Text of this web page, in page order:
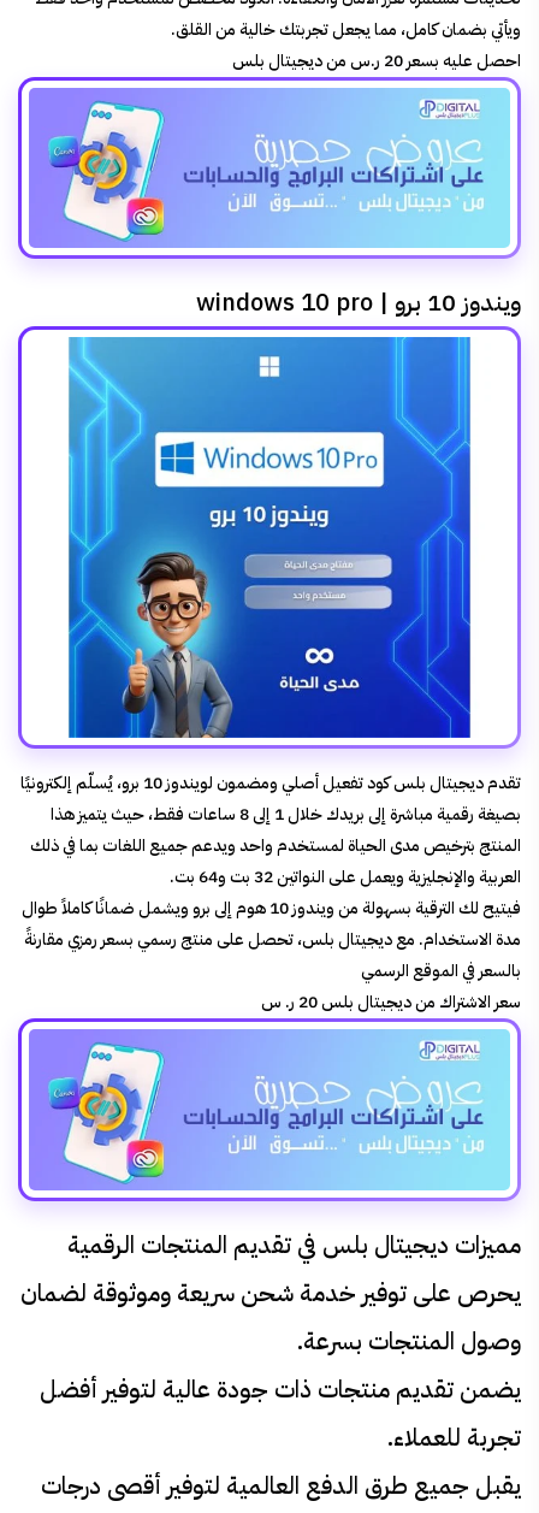
ويأتي بضمان كامل، مما يجعل تجربتك خالية من القلق.
احصل عليه بسعر 20 ر.س من ديجيتال بلس
ويندوز 10 برو | windows 10 pro
تقدم ديجيتال بلس كود تفعيل أصلي ومضمون لويندوز 10 برو، يُسلّم إلكترونيًا
بصيغة رقمية مباشرة إلى بريدك خلال 1 إلى 8 ساعات فقط، حيث يتميز هذا
المنتج بترخيص مدى الحياة لمستخدم واحد ويدعم جميع اللغات بما في ذلك
العربية والإنجليزية ويعمل على النواتين 32 بت و64 بت.
فيتيح لك الترقية بسهولة من ويندوز 10 هوم إلى برو ويشمل ضمانًا كاملاً طوال
مدة الاستخدام. مع ديجيتال بلس، تحصل على منتج رسمي بسعر رمزي مقارنةً
بالسعر في الموقع الرسمي
سعر الاشتراك من ديجيتال بلس 20 ر. س
مميزات ديجيتال بلس في تقديم المنتجات الرقمية
يحرص على توفير خدمة شحن سريعة وموثوقة لضمان
وصول المنتجات بسرعة.
يضمن تقديم منتجات ذات جودة عالية لتوفير أفضل
تجربة للعملاء.
يقبل جميع طرق الدفع العالمية لتوفير أقصى درجات